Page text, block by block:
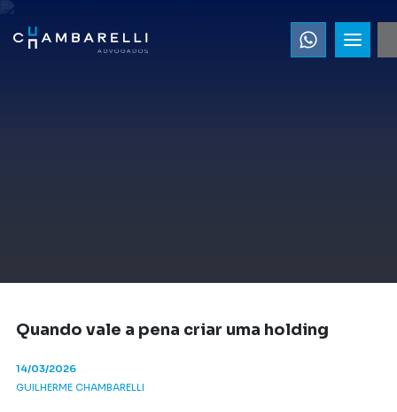
Quando vale a pena criar uma holding
14/03/2026
GUILHERME CHAMBARELLI